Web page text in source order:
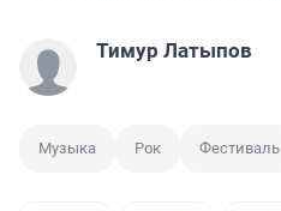
Тимур Латыпов
Музыка Рок Фестиваль